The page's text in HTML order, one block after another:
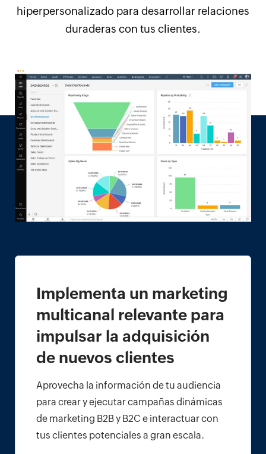
hiperpersonalizado para desarrollar relaciones
duraderas con tus clientes.
Implementa un marketing
multicanal relevante para
impulsar la adquisición
de nuevos clientes
Aprovecha la información de tu audiencia
para crear y ejecutar campañas dinámicas
de marketing B2B y B2C e interactuar con
tus clientes potenciales a gran escala.